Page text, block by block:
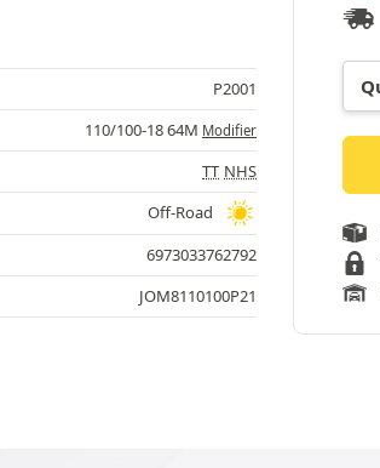
P2001
110/100-18 64M Modifier
TT NHS
Off-Road
6973033762792
JOM8110100P21